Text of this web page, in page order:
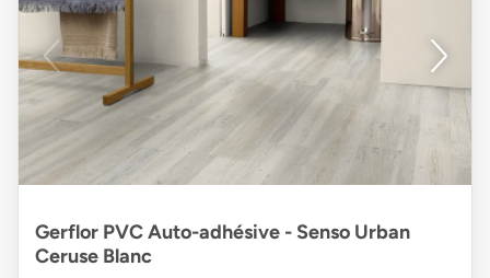
Gerflor PVC Auto-adhésive - Senso Urban
Ceruse Blanc